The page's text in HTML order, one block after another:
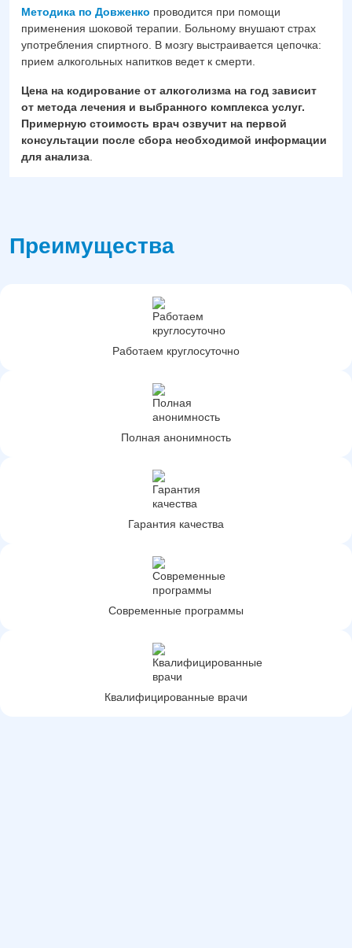
Методика по Довженко проводится при помощи
применения шоковой терапии. Больному внушают страх
употребления спиртного. В мозгу выстраивается цепочка:
прием алкогольных напитков ведет к смерти.
Цена на кодирование от алкоголизма на год зависит
от метода лечения и выбранного комплекса услуг.
Примерную стоимость врач озвучит на первой
консультации после сбора необходимой информации
для анализа
Преимущества
Работаем круглосуточно
Полная анонимность
Гарантия качества
Современные программы
Квалифицированные врачи